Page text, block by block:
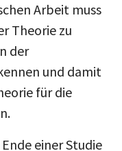
Arbeit muss
Theorie zu
der
und damit
für die
einer Studie